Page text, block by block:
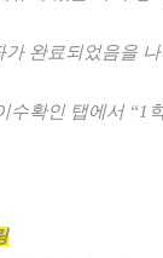
가 완료되었음을
수확인 탭에서 “1